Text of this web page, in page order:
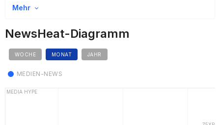
Mehr
NewsHeat-Diagramm
WOCHE MONAT JAHR
MEDIEN-NEWS